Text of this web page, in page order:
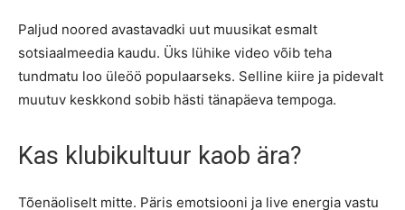
Paljud noored avastavadki uut muusikat esmalt
sotsiaalmeedia kaudu. Üks lühike video võib teha
tundmatu loo üleöö populaarseks. Selline kiire ja pidevalt
muutuv keskkond sobib hästi tänapäeva tempoga.
Kas klubikultuur kaob ära?
Tõenäoliselt mitte. Päris emotsiooni ja live energia vastu